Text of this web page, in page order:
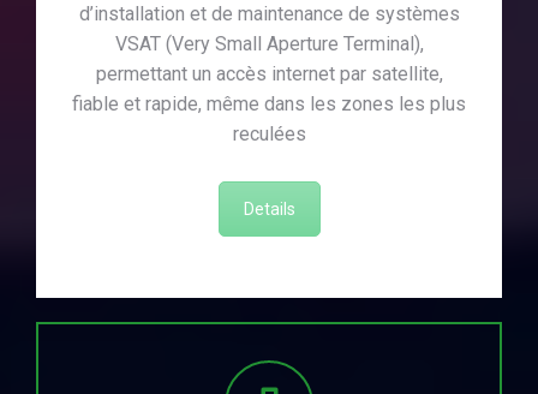
d’installation et de maintenance de systèmes
VSAT (Very Small Aperture Terminal),
permettant un accès internet par satellite,
fiable et rapide, même dans les zones les plus
reculées
Details